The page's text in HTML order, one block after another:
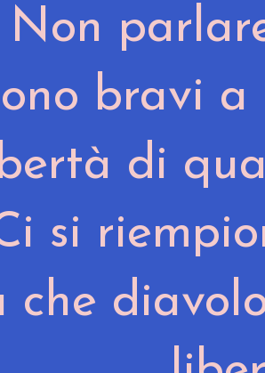
Non
bravi
di
si
che